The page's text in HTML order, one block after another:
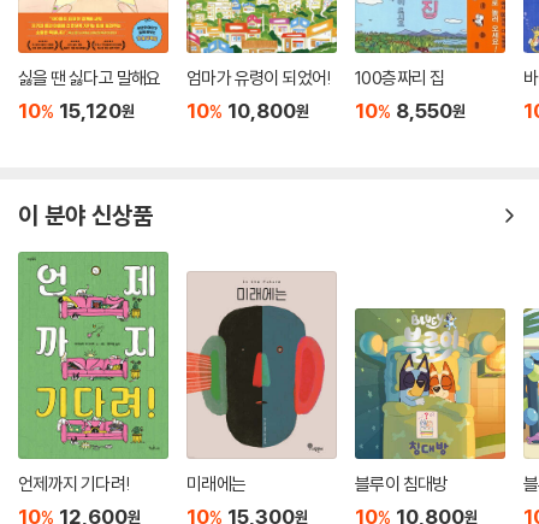
싫을 땐 싫다고 말해요
10% 15,120원
엄마가 유령이 되었어!
10% 10,800원
100층짜리 집
10% 8,550원
이 분야 신상품
언제까지 기다려!
10% 12,600원
미래에는
10% 15,300원
블루이 침대방
10% 10,800원